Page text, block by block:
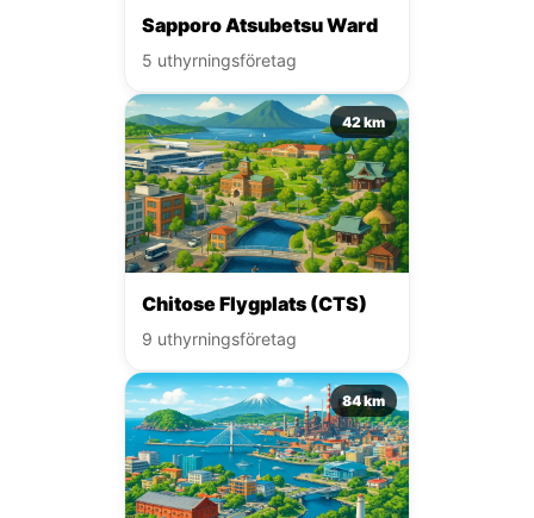
Sapporo Atsubetsu Ward
5 uthyrningsföretag
42 km
Chitose Flygplats (CTS)
9 uthyrningsföretag
84 km